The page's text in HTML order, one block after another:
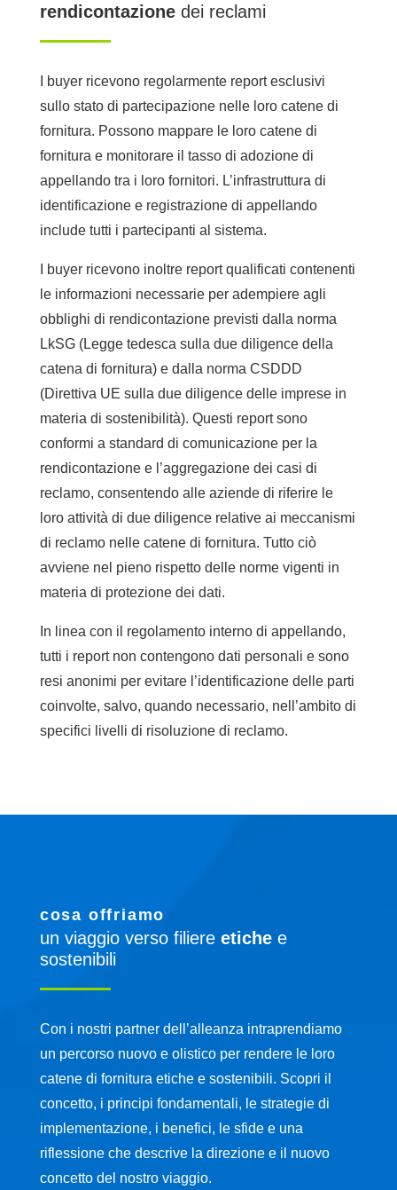
rendicontazionedei reclami
I buyer ricevono regolarmente report esclusivi
sullo stato di partecipazione nelle loro catene di
fornitura. Possono mappare le loro catene di
fornitura e monitorare il tasso di adozione di
appellando tra i loro fornitori. L’infrastruttura di
identificazione e registrazione di appellando
include tutti i partecipanti al sistema.
I buyer ricevono inoltre report qualificati contenenti
le informazioni necessarie per adempiere agli
obblighi di rendicontazione previsti dalla norma
LkSG (Legge tedesca sulla due diligence della
catena di fornitura) e dalla norma CSDDD
(Direttiva UE sulla due diligence delle imprese in
materia di sostenibilità). Questi report sono
conformi a standard di comunicazione per la
rendicontazione e l’aggregazione dei casi di
reclamo, consentendo alle aziende di riferire le
loro attività di due diligence relative ai meccanismi
di reclamo nelle catene di fornitura. Tutto ciò
avviene nel pieno rispetto delle norme vigenti in
materia di protezione dei dati.
In linea con il regolamento interno di appellando,
tutti i report non contengono dati personali e sono
resi anonimi per evitare l’identificazione delle parti
coinvolte, salvo, quando necessario, nell’ambito di
specifici livelli di risoluzione di reclamo.
cosa offriamo
un viaggio verso filiere etichee
sostenibili
Con i nostri partner dell’alleanza intraprendiamo
un percorso nuovo e olistico per rendere le loro
catene di fornitura etiche e sostenibili. Scopri il
concetto, i principi fondamentali, le strategie di
implementazione, i benefici, le sfide e una
riflessione che descrive la direzione e il nuovo
concetto del nostro viaggio.